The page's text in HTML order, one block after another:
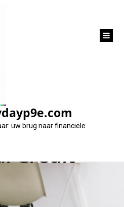
uw brug naar financiële
Lenen
Ontdek
van
Credit